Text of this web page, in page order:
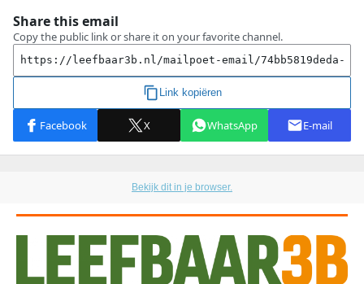
Bekijk dit in je browser.